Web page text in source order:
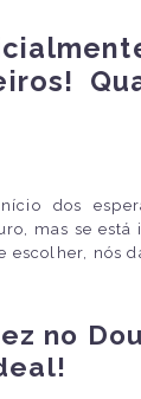
dos
mas se está
escolher, nós
no